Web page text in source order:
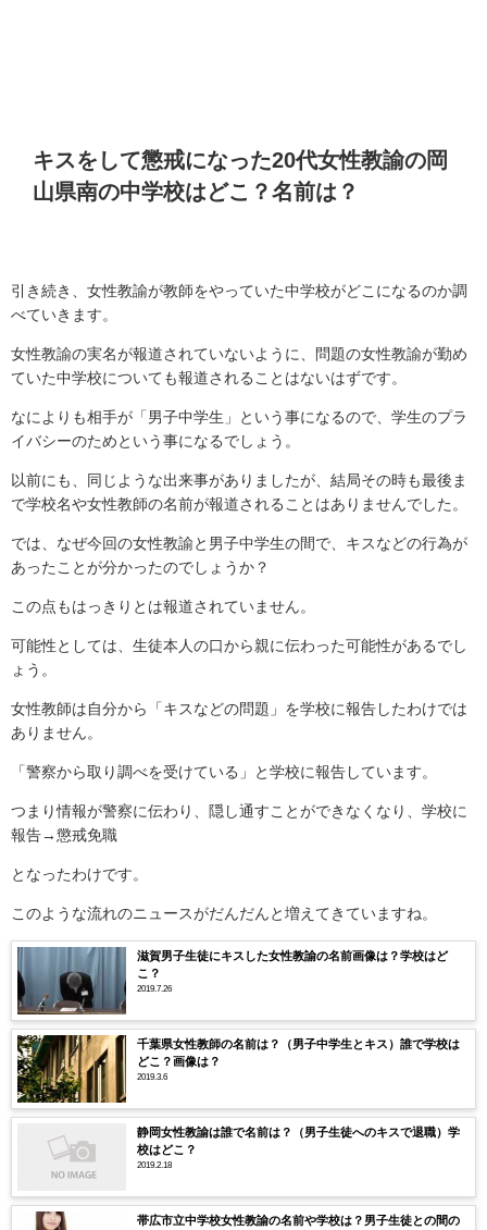
キスをして懲戒になった20代女性教諭の岡
山県南の中学校はどこ？名前は？
引き続き、女性教諭が教師をやっていた中学校がどこになるのか調
べていきます。
女性教諭の実名が報道されていないように、問題の女性教諭が勤め
ていた中学校についても報道されることはないはずです。
なによりも相手が「男子中学生」という事になるので、学生のプラ
イバシーのためという事になるでしょう。
以前にも、同じような出来事がありましたが、結局その時も最後ま
で学校名や女性教師の名前が報道されることはありませんでした。
では、なぜ今回の女性教諭と男子中学生の間で、キスなどの行為が
あったことが分かったのでしょうか？
この点もはっきりとは報道されていません。
可能性としては、生徒本人の口から親に伝わった可能性があるでし
ょう。
女性教師は自分から「キスなどの問題」を学校に報告したわけでは
ありません。
「警察から取り調べを受けている」と学校に報告しています。
つまり情報が警察に伝わり、隠し通すことができなくなり、学校に
報告→懲戒免職
となったわけです。
このような流れのニュースがだんだんと増えてきていますね。
滋賀男子生徒にキスした女性教諭の名前画像は？学校はど
こ？
2019.7.26
千葉県女性教師の名前は？（男子中学生とキス）誰で学校は
どこ？画像は？
2019.3.6
静岡女性教諭は誰で名前は？（男子生徒へのキスで退職）学
校はどこ？
2019.2.18
帯広市立中学校女性教諭の名前や学校は？男子生徒との間の